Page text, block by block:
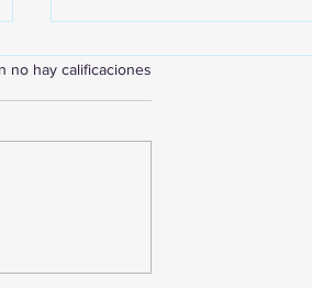
organizada por Nefertari
no hay calificaciones